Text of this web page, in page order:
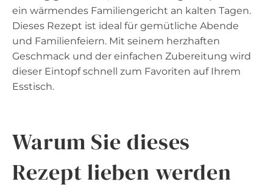
ein wärmendes Familiengericht an kalten Tagen.
Dieses Rezept ist ideal für gemütliche Abende
und Familienfeiern. Mit seinem herzhaften
Geschmack und der einfachen Zubereitung wird
dieser Eintopf schnell zum Favoriten auf Ihrem
Esstisch.
Warum Sie dieses
Rezept lieben werden